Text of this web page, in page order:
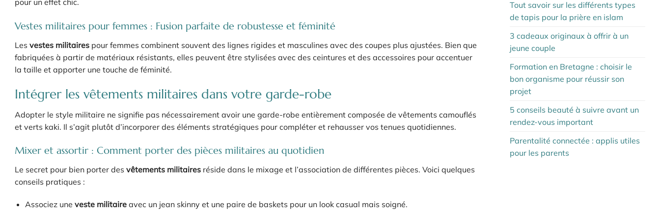
pour un effet chic.
Vestes militaires pour femmes : Fusion parfaite de robustesse et féminité
Les vestes militaires pour femmes combinent souvent des lignes rigides et masculines avec des coupes plus ajustées. Bien que
fabriquées à partir de matériaux résistants, elles peuvent être stylisées avec des ceintures et des accessoires pour accentuer
la taille et apporter une touche de féminité.
Intégrer les vêtements militaires dans votre garde-robe
Adopter le style militaire ne signifie pas nécessairement avoir une garde-robe entièrement composée de vêtements camouflés
et verts kaki. Il s’agit plutôt d’incorporer des éléments stratégiques pour compléter et rehausser vos tenues quotidiennes.
Mixer et assortir : Comment porter des pièces militaires au quotidien
Le secret pour bien porter des vêtements militaires réside dans le mixage et l’association de différentes pièces. Voici quelques
conseils pratiques :
Associez une veste militaireavec un jean skinny et une paire de baskets pour un look casual mais soigné.
Tout savoir sur les différents types
de tapis pour la prière en islam
3 cadeaux originaux à offrir à un
jeune couple
Formation en Bretagne : choisir le
bon organisme pour réussir son
projet
5 conseils beauté à suivre avant un
rendez-vous important
Parentalité connectée : applis utiles
pour les parents